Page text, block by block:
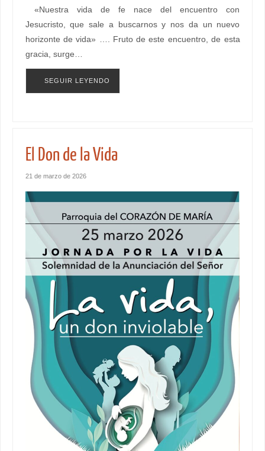
«Nuestra vida de fe nace del encuentro con
Jesucristo, que sale a buscarnos y nos da un nuevo
horizonte de vida» …. Fruto de este encuentro, de esta
gracia, surge…
SEGUIR LEYENDO
El Don de la Vida
21 de marzo de 2026